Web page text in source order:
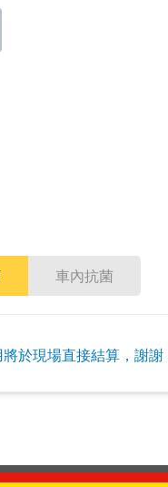
車內抗菌
於現場直接結算，謝謝